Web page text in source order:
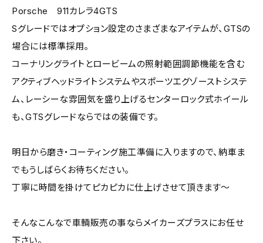
Porsche 911カレラ4GTS
Sグレードではオプション設定のさまざまなアイテムが、GTSの
場合には標準採用。
コーナリングライトとロービームの照射範囲調節機能を含む
アクティブヘッドライトシステムやスポーツエグゾーストシステ
ム、レーシーな雰囲気を盛り上げるセンターロック式ホイール
も、GTSグレードならではの装備です。
明日から磨き・コーティング施工準備に入りますので、納車ま
でもうしばらくお待ちください。
丁寧に時間を掛けてピカピカに仕上げさせて頂きます～
そんなこんなで車輌販売の事ならメイカーズプラスにお任せ
下さい。